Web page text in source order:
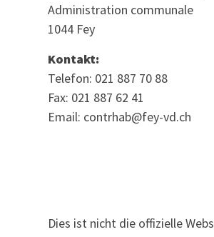
Administration communale
1044 Fey
Kontakt:
Telefon: 021 887 70 88
Fax: 021 887 62 41
Email: contrhab@fey-vd.ch
Dies ist nicht die offizielle